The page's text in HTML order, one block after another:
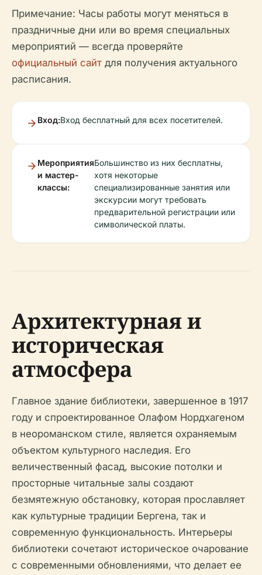
Примечание: Часы работы могут меняться в
праздничные дни или во время специальных
мероприятий — всегда проверяйте
официальный сайт для получения актуального
расписания.
Вход:Вход бесплатный для всех посетителей.
Мероприятия
и мастер-
классы:
Большинство из них бесплатны,
хотя некоторые
специализированные занятия или
экскурсии могут требовать
предварительной регистрации или
символической платы.
Архитектурная и
историческая
атмосфера
Главное здание библиотеки, завершенное в 1917
году и спроектированное Олафом Нордхагеном
в неороманском стиле, является охраняемым
объектом культурного наследия. Его
величественный фасад, высокие потолки и
просторные читальные залы создают
безмятежную обстановку, которая прославляет
как культурные традиции Бергена, так и
современную функциональность. Интерьеры
библиотеки сочетают историческое очарование
с современными обновлениями, что делает ее